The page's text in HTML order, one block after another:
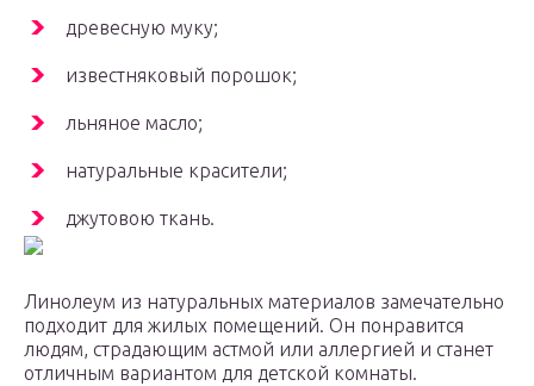
древесную муку;
известняковый порошок;
льняное масло;
натуральные красители;
джутовою ткань.
Линолеум из натуральных материалов замечательно
подходит для жилых помещений. Он понравится
людям, страдающим астмой или аллергией и станет
отличным вариантом для детской комнаты.